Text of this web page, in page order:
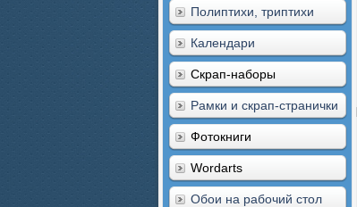
Полиптихи, триптихи
Календари
Скрап-наборы
Рамки и скрап-странички
Фотокниги
Wordarts
Обои на рабочий стол